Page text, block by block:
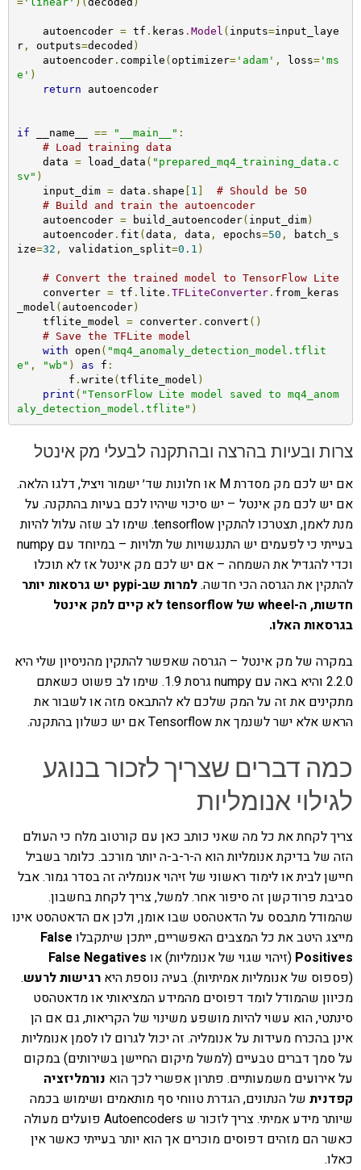
    autoencoder
= tf . keras . Model ( inputs=input_laye
r, outputs=decoded )
    autoencoder
. compile ( optimizer='adam' , loss='ms
e' )
return autoencoder
if __name__ == "__main__" :
# Load training data
    data
= load_data ( "prepared_mq4_training_data.c
sv" )
    input_dim
= data . shape 1
# Should be 50
# Build and train the autoencoder
    autoencoder
= build_autoencoder( input_dim)
    autoencoder
. fit ( data , data , epochs=50 ,
batch_s
ize=32 , validation_split=0.1 )
# Convert the trained model to TensorFlow Lite
    converter
= tf . lite . TFLiteConverter. from_keras
_model ( autoencoder)
    tflite_model
= converter. convert ()
# Save the TFLite model
with open ( "mq4_anomaly_detection_model.tflit
e" , "wb" ) as f :
        f
. write ( tflite_model )
print ( "TensorFlow Lite model saved to mq4_anom
aly_detection_model.tflite" )
צרות ובעיות בהרצה ובהתקנה לבעלי מק אינטל
אם יש לכם מק מסדרת M או חלונות שד׳ ישמור ויציל, דלגו הלאה.
אם יש לכם מק אינטל – יש סיכוי שיהיו לכם בעיות בהתקנה. על
מנת לאמן, תצטרכו להתקין tensorflow. שימו לב שזה עלול להיות
בעייתי כי לפעמים יש התנגשויות של תלויות – במיוחד עם numpy
וכדי להגדיל את השמחה – אם יש לכם מק אינטל אז לא תוכלו
להתקין את הגרסה הכי חדשה.
למרות שב-pypi יש גרסאות יותר
חדשות, ה-wheel של tensorflow לא קיים למק אינטל
בגרסאות האלו.
במקרה של מק אינטל – הגרסה שאפשר להתקין מהניסיון שלי היא
2.2.0 והיא באה עם numpy גרסת 1.9. שימו לב פשוט כשאתם
מתקינים את זה על המק שלכם לא להתבאס מזה או לשבור את
הראש אלא ישר לשנמך את Tensorflow אם יש כשלון בהתקנה.
כמה דברים שצריך לזכור בנוגע
לגילוי אנומליות
צריך לקחת את כל מה שאני כותב כאן עם קורטוב מלח כי העולם
הזה של בדיקת אנומליות הוא ה-ר-ב-ה יותר מורכב. כלומר בשביל
חיישן לבית או לימוד ראשוני של זיהוי אנומליה זה בסדר גמור. אבל
סביבת פרודקשן זה סיפור אחר. למשל, צריך לקחת בחשבון.
שהמודל מתבסס על הדאטהסט שבו אומן, ולכן אם הדאטהסט אינו
מייצג היטב את כל המצבים האפשריים, ייתכן שיתקבלו False
Positives (זיהוי שגוי של אנומליות) או False Negatives
(פספוס של אנומליות אמיתיות). בעיה נוספת היא רגישות לרעש.
מכיוון שהמודל לומד דפוסים מהמידע המציאותי או מדאטהסט
סינתטי, הוא עשוי להיות מושפע משינוי של הקריאות, גם אם הן
אינן בהכרח מעידות על אנומליה. זה יכול לגרום לו לסמן אנומליות
על סמך דברים טבעיים (למשל מיקום החיישן בשירותים) במקום
על אירועים משמעותיים. פתרון אפשרי לכך הוא נורמליזציה
קפדנית של הנתונים, הגדרת טווחי סף מותאמים ושימוש בכמה
שיותר מידע אמיתי. צריך לזכור ש Autoencoders פועלים מעולה
כאשר הם מזהים דפוסים מוכרים אך הוא יותר בעייתי כאשר אין
כאלו.